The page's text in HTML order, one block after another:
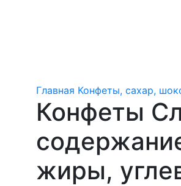
Главная Конфеты, сахар,
Конфеты
жиры,